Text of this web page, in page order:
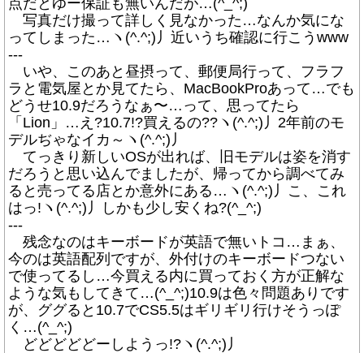
点だとゆー保証も無いんだが…(^_^;)
写真だけ撮って詳しく見なかった…なんか気にな
ってしまった…ヽ(^.^;)丿近いうち確認に行こうwww
---
いや、このあと昼摂って、郵便局行って、フラフ
ラと電気屋とか見てたら、MacBookProあって…でも
どうせ10.9だろうなぁ〜…って、思ってたら
「Lion」…え?10.7!?買えるの??ヽ(^.^;)丿2年前のモ
デルぢゃなイカ～ヽ(^.^;)丿
てっきり新しいOSが出れば、旧モデルは姿を消す
だろうと思い込んでましたが、帰ってから調べてみ
ると売ってる店とか意外にある…ヽ(^.^;)丿こ、これ
はっ!ヽ(^.^;)丿しかも少し安くね?(^_^;)
---
残念なのはキーボードが英語で無いトコ…まぁ、
今のは英語配列ですが、外付けのキーボードつない
で使ってるし…今買える内に買っておく方が正解な
ような気もしてきて…(^_^;)10.9は色々問題ありです
が、ググると10.7でCS5.5はギリギリ行けそうっぽ
く…(^_^;)
どどどどどーしようっ!?ヽ(^.^;)丿